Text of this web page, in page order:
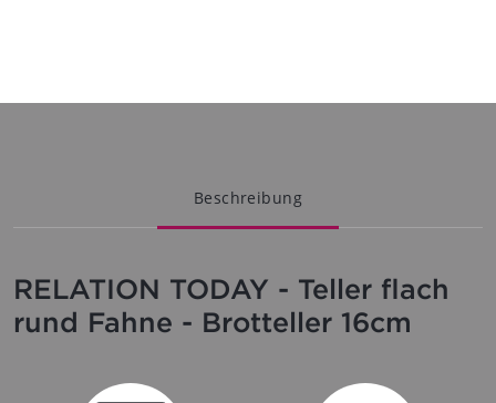
Beschreibung
RELATION TODAY - Teller flach
rund Fahne - Brotteller 16cm